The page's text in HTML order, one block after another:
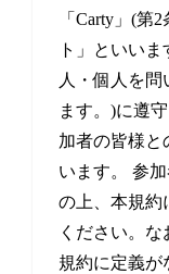
「Carty」(第
ト」といい
人・個人を
ます。)に遵
加者の皆様と
います。 参
の上、本規約
ください。
規約に定義が